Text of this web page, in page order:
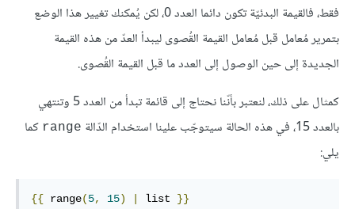
فقط، فالقيمة البدئيّة تكون دائما العدد 0، لكن يُمكنك تغيير هذا الوضع
بتمرير مُعامل قبل مُعامل القيمة القُصوى ليبدأ العدّ من هذه القيمة
الجديدة إلى حين الوصول إلى العدد ما قبل القيمة القُصوى.
كمثال على ذلك، لنعتبر بأنّنا نحتاج إلى قائمة تبدأ من العدد 5 وتنتهي
بالعدد 15، في هذه الحالة سيتوجّب علينا استخدام الدّالة
range كما
يلي:
{{ range(5, 15) list }}